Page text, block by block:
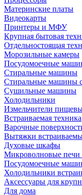
Материнские платы
Видеокарты
Принтеры и МФУ
Крупная бытовая
Отдельностоящая
Морозильные камеры
Посудомоечные
Стиральные машины
Стиральные машины
Сушильные машины
Холодильники
Измельчители
Встраиваемая техника
Варочные
Вытяжки
Духовые шкафы
Микроволновые печи
Посудомоечные
Холодильники
Аксессуары для
Для дома